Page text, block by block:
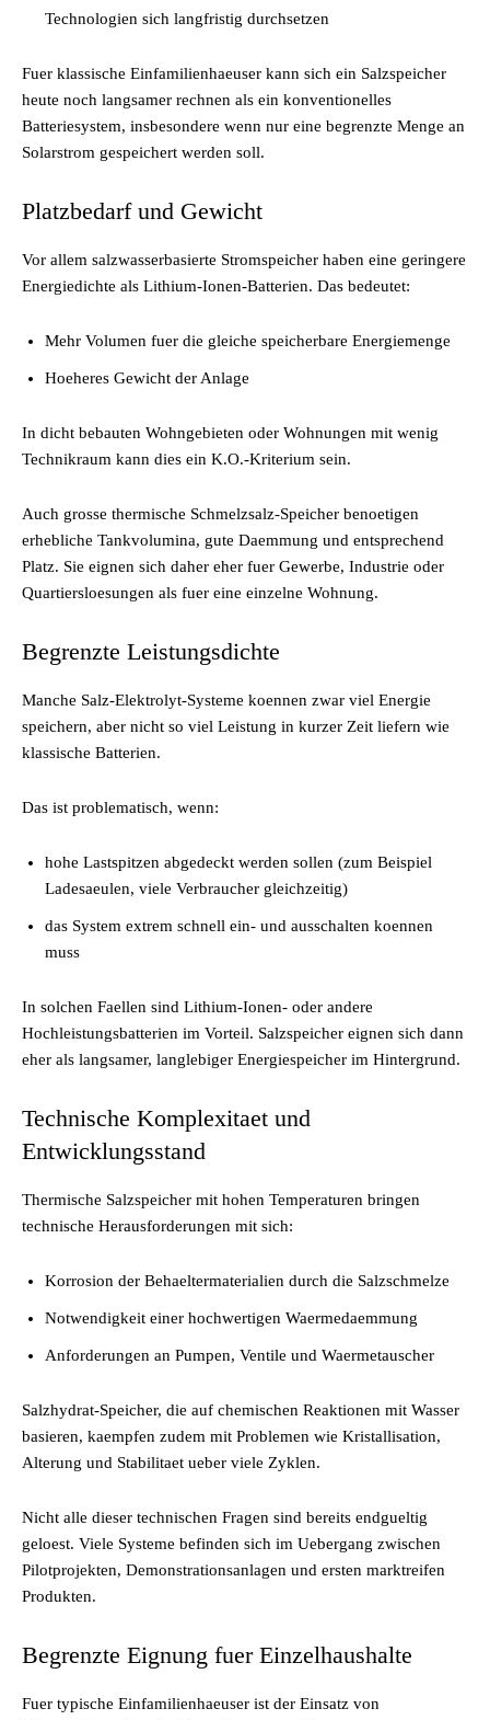
Technologien sich langfristig durchsetzen
Fuer klassische Einfamilienhaeuser kann sich ein Salzspeicher
heute noch langsamer rechnen als ein konventionelles
Batteriesystem, insbesondere wenn nur eine begrenzte Menge an
Solarstrom gespeichert werden soll.
Platzbedarf und Gewicht
Vor allem salzwasserbasierte Stromspeicher haben eine geringere
Energiedichte als Lithium-Ionen-Batterien. Das bedeutet:
Mehr Volumen fuer die gleiche speicherbare Energiemenge
Hoeheres Gewicht der Anlage
In dicht bebauten Wohngebieten oder Wohnungen mit wenig
Technikraum kann dies ein K.O.-Kriterium sein.
Auch grosse thermische Schmelzsalz-Speicher benoetigen
erhebliche Tankvolumina, gute Daemmung und entsprechend
Platz. Sie eignen sich daher eher fuer Gewerbe, Industrie oder
Quartiersloesungen als fuer eine einzelne Wohnung.
Begrenzte Leistungsdichte
Manche Salz-Elektrolyt-Systeme koennen zwar viel Energie
speichern, aber nicht so viel Leistung in kurzer Zeit liefern wie
klassische Batterien.
Das ist problematisch, wenn:
hohe Lastspitzen abgedeckt werden sollen (zum Beispiel
Ladesaeulen, viele Verbraucher gleichzeitig)
das System extrem schnell ein- und ausschalten koennen
muss
In solchen Faellen sind Lithium-Ionen- oder andere
Hochleistungsbatterien im Vorteil. Salzspeicher eignen sich dann
eher als langsamer, langlebiger Energiespeicher im Hintergrund.
Technische Komplexitaet und
Entwicklungsstand
Thermische Salzspeicher mit hohen Temperaturen bringen
technische Herausforderungen mit sich:
Korrosion der Behaeltermaterialien durch die Salzschmelze
Notwendigkeit einer hochwertigen Waermedaemmung
Anforderungen an Pumpen, Ventile und Waermetauscher
Salzhydrat-Speicher, die auf chemischen Reaktionen mit Wasser
basieren, kaempfen zudem mit Problemen wie Kristallisation,
Alterung und Stabilitaet ueber viele Zyklen.
Nicht alle dieser technischen Fragen sind bereits endgueltig
geloest. Viele Systeme befinden sich im Uebergang zwischen
Pilotprojekten, Demonstrationsanlagen und ersten marktreifen
Produkten.
Begrenzte Eignung fuer Einzelhaushalte
Fuer typische Einfamilienhaeuser ist der Einsatz von